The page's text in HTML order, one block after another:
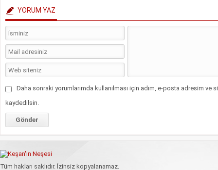
YORUM YAZ
Daha sonraki yorumlarımda kullanılması için adım, e-posta adresim ve
kaydedilsin.
Tüm hakları saklıdır. İzinsiz kopyalanamaz.